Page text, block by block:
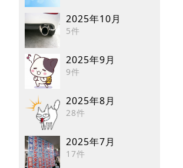
2025年10月
5件
2025年9月
9件
2025年8月
28件
2025年7月
17件